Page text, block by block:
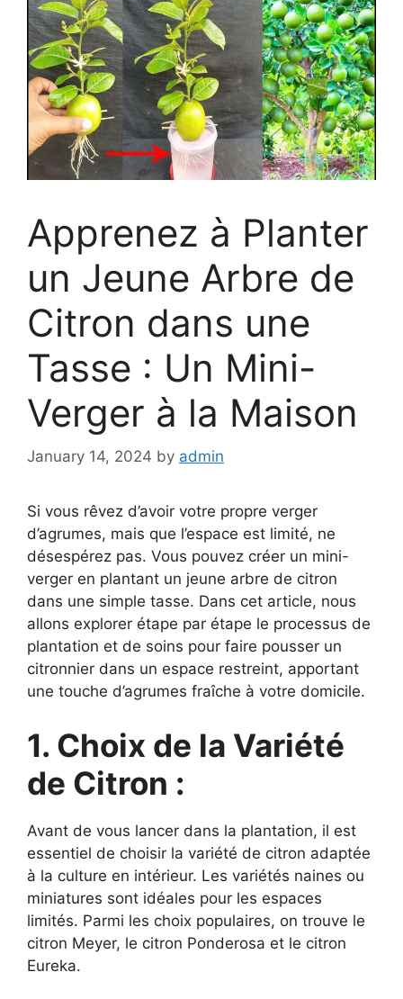
Apprenez à Planter
un Jeune Arbre de
Citron dans une
Tasse : Un Mini-
Verger à la Maison
January 14, 2024 by admin
Si vous rêvez d’avoir votre propre verger
d’agrumes, mais que l’espace est limité, ne
désespérez pas. Vous pouvez créer un mini-
verger en plantant un jeune arbre de citron
dans une simple tasse. Dans cet article, nous
allons explorer étape par étape le processus de
plantation et de soins pour faire pousser un
citronnier dans un espace restreint, apportant
une touche d’agrumes fraîche à votre domicile.
1. Choix de la Variété
de Citron :
Avant de vous lancer dans la plantation, il est
essentiel de choisir la variété de citron adaptée
à la culture en intérieur. Les variétés naines ou
miniatures sont idéales pour les espaces
limités. Parmi les choix populaires, on trouve le
citron Meyer, le citron Ponderosa et le citron
Eureka.